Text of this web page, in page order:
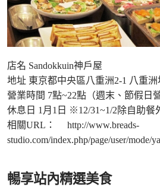
店名 Sandokkuin神戶屋
地址 東京都中央區八重洲2-1 八重
營業時間 7點~22點（週末、節假日
休息日 1月1日 ※12/31~1/2除自助餐
相關URL： http://www.breads-
studio.com/index.php/page/user/mode/
暢享站內精選美食